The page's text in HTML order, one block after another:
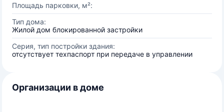
Площадь парковки, м²:
Тип дома:
Жилой дом блокированной застройки
Серия, тип постройки здания:
отсутствует техпаспорт при передаче в управлении
Организации в доме